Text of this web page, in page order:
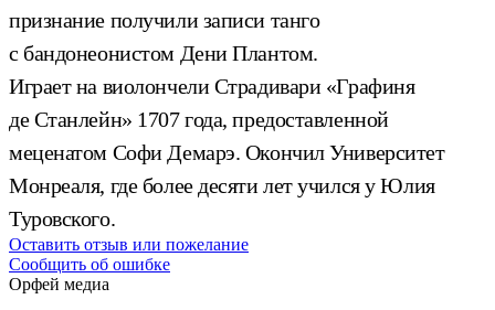
признание получили записи танго
с бандонеонистом Дени Плантом.
Играет на виолончели Страдивари «Графиня
де Станлейн» 1707 года, предоставленной
меценатом Софи Демарэ. Окончил Университет
Монреаля, где более десяти лет учился у Юлия
Туровского.
Оставить отзыв или пожелание
Сообщить об ошибке
Орфей медиа